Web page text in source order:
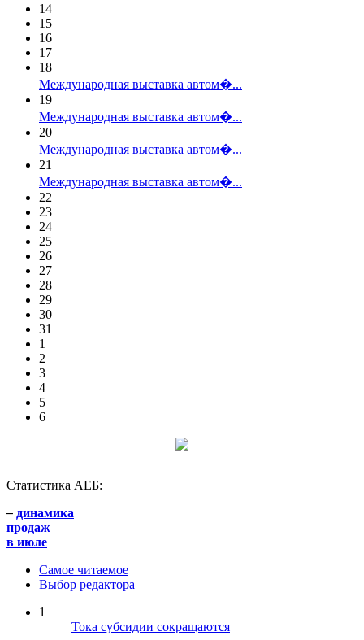
14
15
16
17
18
Международная выставка автом�...
19
Международная выставка автом�...
20
Международная выставка автом�...
21
Международная выставка автом�...
22
23
24
25
26
27
28
29
30
31
1
2
3
4
5
6
Статистика АЕБ:
– динамика
продаж
в июле
Самое читаемое
Выбор редактора
1
Тока субсидии сокращаются